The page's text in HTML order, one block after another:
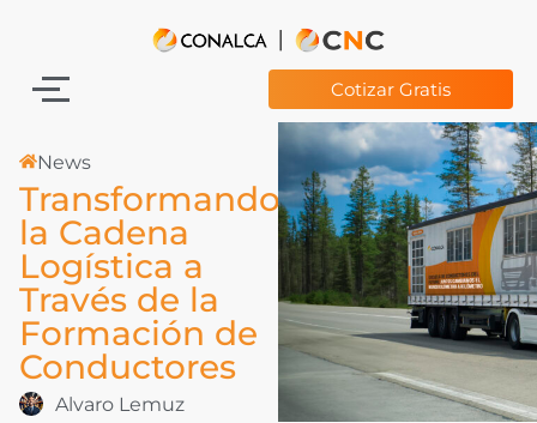
Cotizar Gratis
News
Transformando
la Cadena
Logística a
Través de la
Formación de
Conductores
Alvaro Lemuz